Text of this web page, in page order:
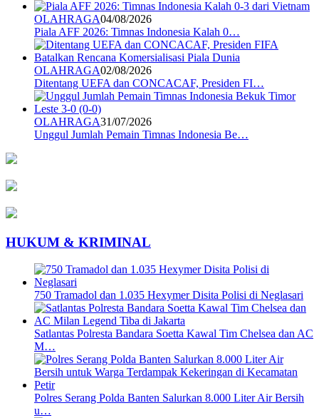
OLAHRAGA04/08/2026
Piala AFF 2026: Timnas Indonesia Kalah 0…
OLAHRAGA02/08/2026
Ditentang UEFA dan CONCACAF, Presiden FI…
OLAHRAGA31/07/2026
Unggul Jumlah Pemain Timnas Indonesia Be…
HUKUM & KRIMINAL
750 Tramadol dan 1.035 Hexymer Disita Polisi di Neglasari
Satlantas Polresta Bandara Soetta Kawal Tim Chelsea dan AC
M…
Polres Serang Polda Banten Salurkan 8.000 Liter Air Bersih
u…